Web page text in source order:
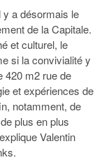
y a désormais le
de la Capitale.
et culturel, le
si la convivialité y
420 m2 rue de
et expériences de
notamment, de
plus en plus
Valentin